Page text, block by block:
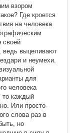
взором
Где кроется
на человека
своей
ведь выцеливают
и неумехи.
для
человека
то каждый
Или просто-
слова раз в
но